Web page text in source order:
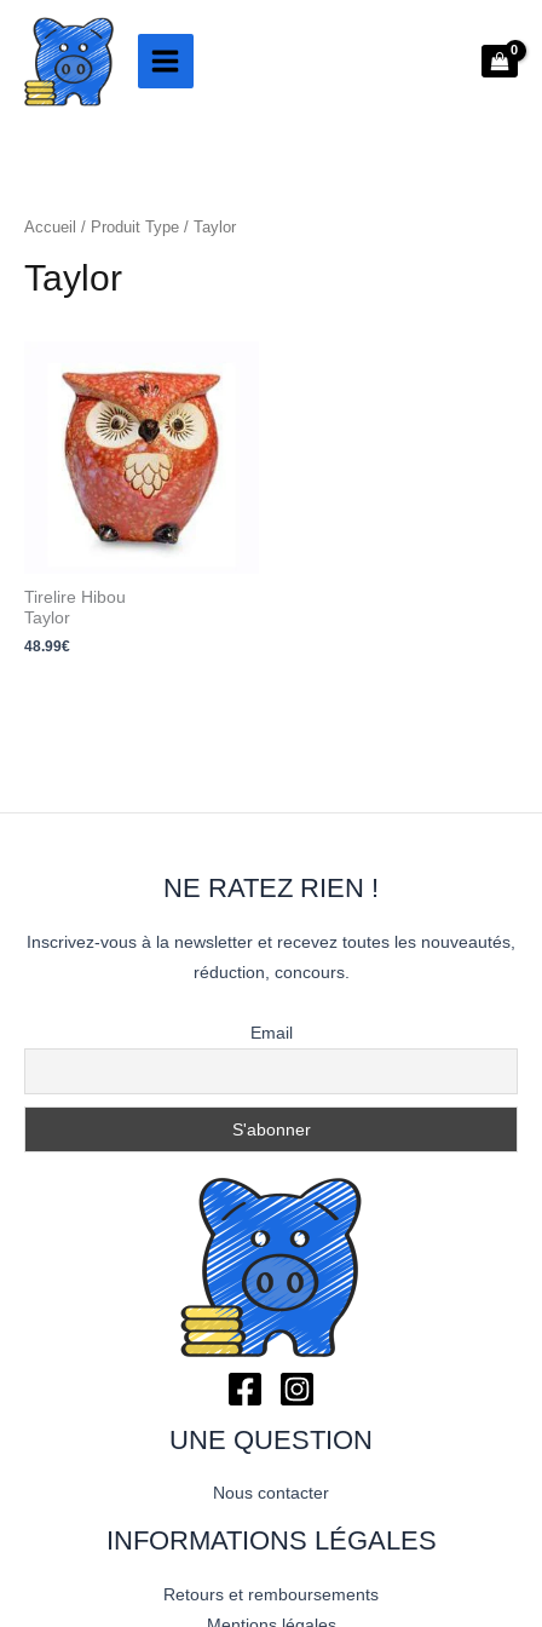
contenu
Accueil / Produit Type / Taylor
Taylor
Tirelire Hibou
Taylor
48.99€
NE RATEZ RIEN !
Inscrivez-vous à la newsletter et recevez toutes les nouveautés,
réduction, concours.
Email
UNE QUESTION
Nous contacter
INFORMATIONS LÉGALES
Retours et remboursements